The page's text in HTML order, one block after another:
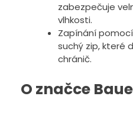
zabezpečuje
vlhkosti.
Zapínání
suchý zip, které
chránič.
O značce